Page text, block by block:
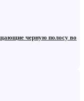
черную полосу во